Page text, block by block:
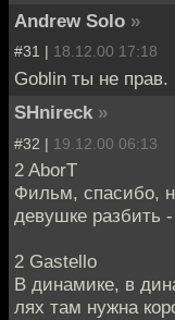
Andrew Solo »
#31 | 18.12.00 17:18
Goblin ты не прав.
SHnireck »
#32 | 19.12.00 06:13
2 AborT
Фильм, спасибо,
девушке разбить
2 Gastello
В динамике, в
лях там нужна